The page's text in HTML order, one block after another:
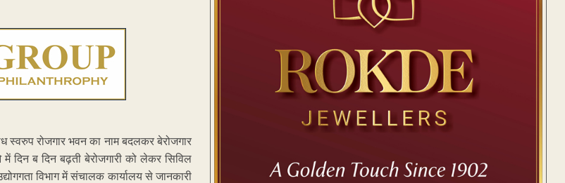
रोजगार भवन का नाम बदलकर बेरोजगार
दिन ब दिन बढ़ती बेरोजगारी को लेकर सिविल
विभाग में संचालक कार्यालय से जानकारी